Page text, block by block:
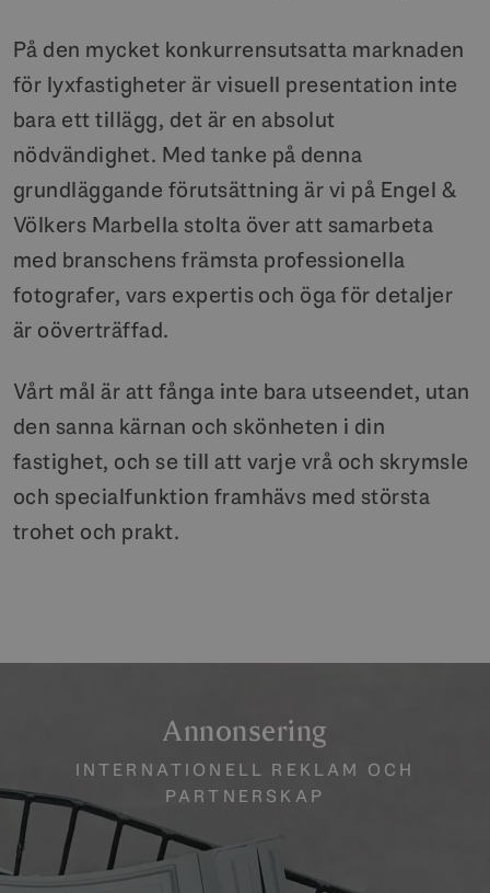
På den mycket konkurrensutsatta marknaden
för lyxfastigheter är visuell presentation inte
bara ett tillägg, det är en absolut
nödvändighet. Med tanke på denna
grundläggande förutsättning är vi på Engel &
Völkers Marbella stolta över att samarbeta
med branschens främsta professionella
fotografer, vars expertis och öga för detaljer
är oöverträffad.
Vårt mål är att fånga inte bara utseendet, utan
den sanna kärnan och skönheten i din
fastighet, och se till att varje vrå och skrymsle
och specialfunktion framhävs med största
trohet och prakt.
Annonsering
INTERNATIONELL REKLAM OCH
PARTNERSKAP